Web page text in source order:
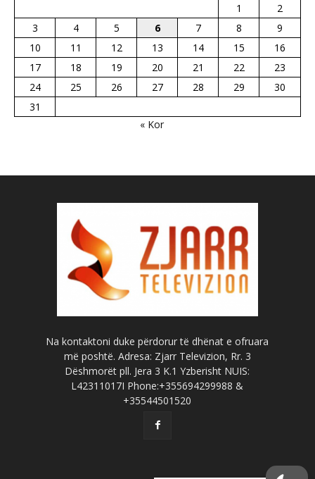
1
2
3
4 5 6 7 8
9
10
11 12 13 14 15
16
17
18 19 20 21 22
23
24
25 26 27 28 29
30
31
« Kor
Na kontaktoni duke përdorur të dhënat e ofruara
më poshtë. Adresa: Zjarr Televizion, Rr. 3
Dëshmorët pll. Jera 3 K.1 Yzberisht NUIS:
L42311017I Phone:+355694299988 &
+35544501520